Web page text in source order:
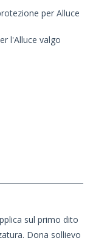
per Alluce
l'Alluce valgo
sul primo dito
Dona sollievo